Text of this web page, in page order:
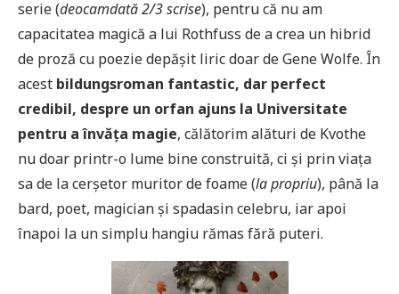
serie (deocamdată 2/3 scrise), pentru că nu am
capacitatea magică a lui Rothfuss de a crea un hibrid
de proză cu poezie depășit liric doar de Gene Wolfe. În
acest bildungsroman fantastic, dar perfect
credibil, despre un orfan ajuns la Universitate
pentru a învăța magie, călătorim alături de Kvothe
nu doar printr-o lume bine construită, ci și prin viața
sa de la cerșetor muritor de foame (la propriu), până la
bard, poet, magician și spadasin celebru, iar apoi
înapoi la un simplu hangiu rămas fără puteri.